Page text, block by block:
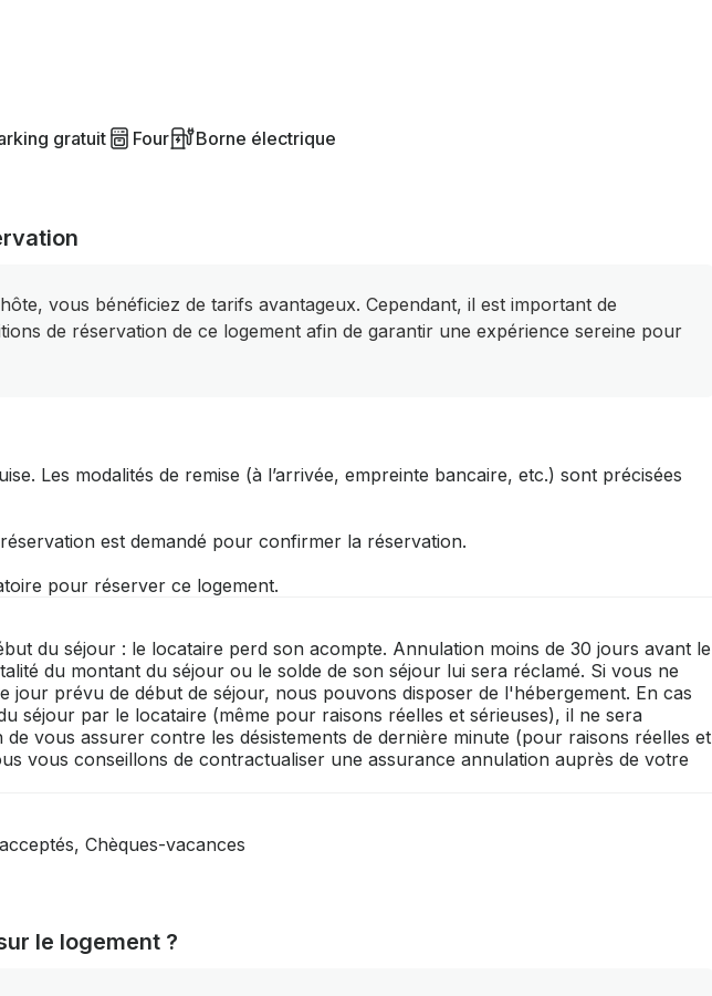
gratuit Four Borne électrique
vous bénéficiez de tarifs avantageux. Cependant, il est important de
de réservation de ce logement afin de garantir une expérience sereine pour
Les modalités de remise (à l’arrivée, empreinte bancaire, etc.) sont précisées
est demandé pour confirmer la réservation.
pour réserver ce logement.
du séjour : le locataire perd son acompte. Annulation moins de 30 jours avant le
du montant du séjour ou le solde de son séjour lui sera réclamé. Si vous ne
jour prévu de début de séjour, nous pouvons disposer de l'hébergement. En cas
séjour par le locataire (même pour raisons réelles et sérieuses), il ne sera
vous assurer contre les désistements de dernière minute (pour raisons réelles et
vous conseillons de contractualiser une assurance annulation auprès de votre
Chèques-vacances
le logement ?